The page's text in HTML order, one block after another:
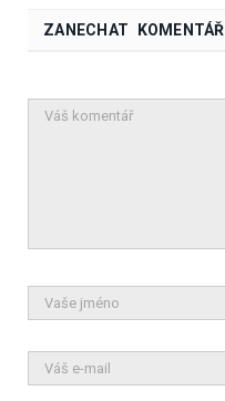
ZANECHAT KOMENTÁŘ